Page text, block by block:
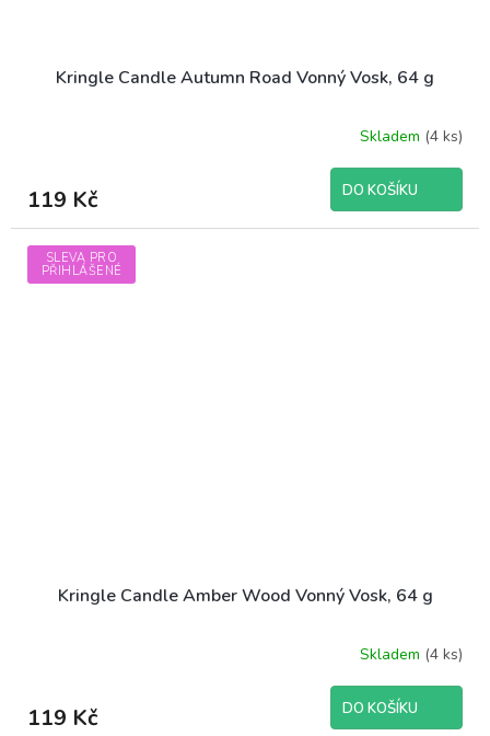
Kringle Candle Autumn Road Vonný Vosk, 64 g
Skladem (4 ks)
119 Kč DO KOŠÍKU
SLEVA PRO
PŘIHLÁŠENÉ
Kringle Candle Amber Wood Vonný Vosk, 64 g
Skladem (4 ks)
119 Kč DO KOŠÍKU